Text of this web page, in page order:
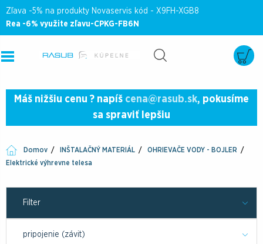
Zľava -5% na produkty Novaservis kód - X9FH-XGB8
Rea -6% využite zľavu-CPKG-FB6N
Máš nižšiu cenu ? napíš cena@rasub.sk, pokusíme
sa spraviť lepšiu
Domov INŠTALAČNÝ MATERIÁL
OHRIEVAČE VODY - BOJLER
Elektrické výhrevne telesa
Filter
pripojenie (závit)